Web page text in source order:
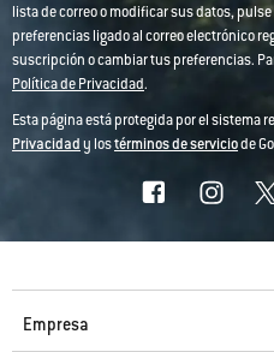
lista de correo o modificar sus datos,
preferencias ligado al correo electrónico
suscripción o cambiar tus preferencias.
Política de Privacidad.
Esta página está protegida por el sistema
Privacidady lostérminos de serviciode
Empresa